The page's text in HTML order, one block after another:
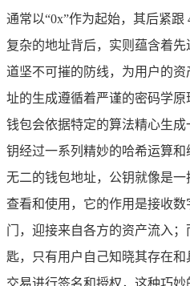
通常以“0x”作为起始，其后紧
复杂的地址背后，实则蕴含着
道坚不可摧的防线，为用户的
址的生成遵循着严谨的密码学原
钱包会依据特定的算法精心生
钥经过一系列精妙的哈希运算
无二的钱包地址，公钥就像是
查看和使用，它的作用是接收
门，迎接来自各方的资产流入
匙，只有用户自己知晓其存在
交易进行签名和授权，这种巧